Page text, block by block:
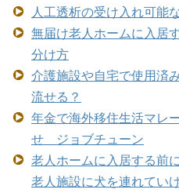
人工透析の受け入れ可能
無届け老人ホームに入居
分け方
介護施設や自宅で使用済
流せる？
年金で海外移住生活マ
せ ジョブチューン
老人ホームに入居する前
老人施設に犬を連れてい